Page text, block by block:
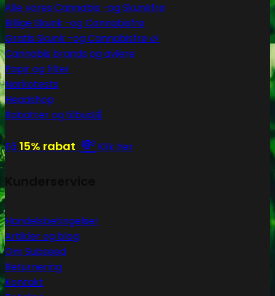
Alle vores Cannabis -og Skunkfrø
Billige Skunk -og Cannabisfrø
Gratis Skunk -og Cannabisfrø 🌿
Cannabis brands og avlere
Papir og filter
Narkotests
Headshop
Rabatter og tilbud💰
Få 15% rabat 💸 Klik her
Handelsbetingelser
Artikler og blog
Om Subseed
Returnering
Kontakt